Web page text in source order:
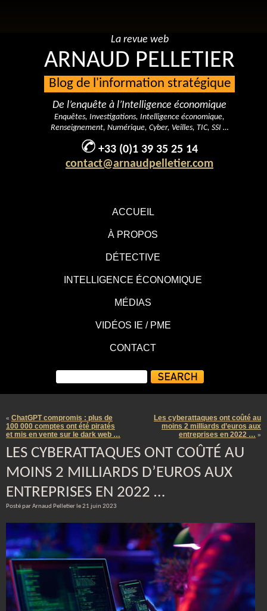
ACCUEIL
À PROPOS
DÉTECTIVE
INTELLIGENCE ÉCONOMIQUE
MÉDIAS
VIDÉOS IE / PME
CONTACT
La revue web
ARNAUD PELLETIER
Blog de l'information stratégique
De l’enquête à l’Intelligence économique
Enquêtes, Investigations, Intelligence économique,
Renseignement, Numérique, Cyber, Veilles, TIC, SSI …
+33 (0)1 39 35 25 14
contact@arnaudpelletier.com
« ChatGPT compromis : plus de
100 000 comptes ont été piratés
et mis en vente sur le dark web …
Les cyberattaques ont coûté au
moins 2 milliards d’euros aux
entreprises en 2022 … »
LES CYBERATTAQUES ONT COÛTÉ AU
MOINS 2 MILLIARDS D’EUROS AUX
ENTREPRISES EN 2022 …
Posté par Arnaud Pelletier le 21 juin 2023